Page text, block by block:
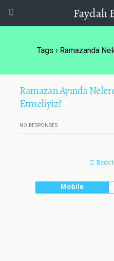
Tags ›
Ramazan Ayında
Etmeliyiz?
NO RESPONSES
Back
Mobile